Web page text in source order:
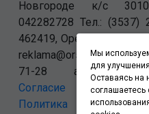
Новгороде к/с
042282728 Тел.: (3537)
462419, Оренбургская
reklama@orsk.ru
71-28
Согласие на
Политика
Мы
для
Оставаясь на
соглашаетесь